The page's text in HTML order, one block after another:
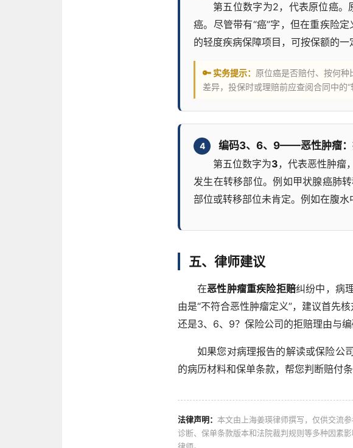
第五位数字为2，代表原位癌
癌。尽管带有“癌”字，但在重疾险
的轻度疾病保障项目，可按保额的
🔑 实务提示： 原位癌是否赔付、按何
差异，投保时或理赔前应查阅合同中的“
4
编码3、6、9——恶性肿瘤：
第五位数字为3，代表恶性肿瘤
发生在转移部位。例如甲状腺癌肺
部位或转移部位未肯定。例如在腹水
五、律师建议
在恶性肿瘤重疾险拒赔纠纷中，病
由是“不符合恶性肿瘤定义”，建议首先
还是3、6、9？保险公司的拒赔理由与编
如果您对病理报告的解读或保险公
的病历材料和保单条款，帮您判断赔付条
法律声明： 本文由上海姜瑛律师撰写，仅供交流
诊断、保单条款版本和法院裁判规则等多种因素